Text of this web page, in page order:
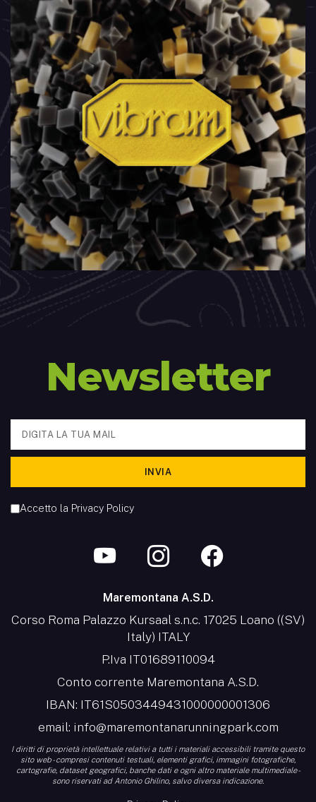
Newsletter
INVIA
Accetto la Privacy Policy
Maremontana A.S.D.
Corso Roma Palazzo Kursaal s.n.c. 17025 Loano ((SV)
Italy) ITALY
P.Iva IT01689110094
Conto corrente Maremontana A.S.D.
IBAN: IT61S0503449431000000001306
email: info@maremontanarunningpark.com
I diritti di proprietà intellettuale relativi a tutti i materiali accessibili tramite questo
sito web - compresi contenuti testuali, elementi grafici, immagini fotografiche,
cartografie, dataset geografici, banche dati e ogni altro materiale multimediale -
sono riservati ad Antonio Ghilino, salvo diversa indicazione.